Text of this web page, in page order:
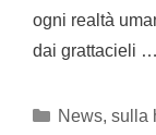
ogni realtà
dai grattacieli …
News, sulla